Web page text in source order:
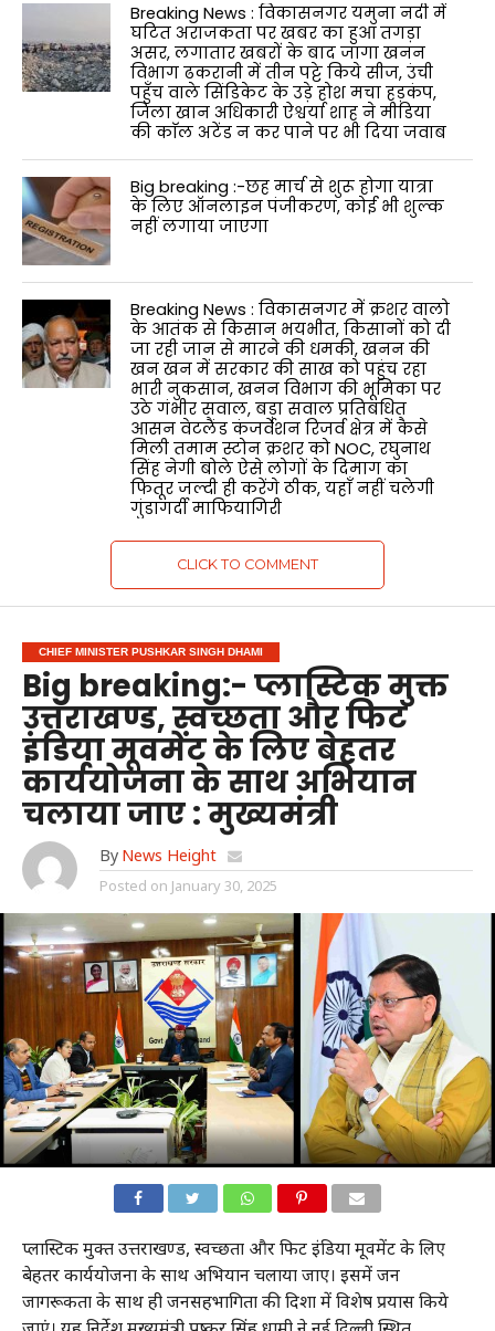
Breaking News : विकासनगर यमुना नदी में
घटित अराजकता पर खबर का हुआ तगड़ा
असर, लगातार खबरों के बाद जागा खनन
विभाग ढकरानी में तीन पट्टे किये सीज, उंची
पहुँच वाले सिंडिकेट के उड़े होश मचा हड़कंप,
जिला खान अधिकारी ऐश्वर्या शाह ने मीडिया
की काॅल अटेंड न कर पाने पर भी दिया जवाब
Big breaking :-छह मार्च से शुरू होगा यात्रा
के लिए ऑनलाइन पंजीकरण, कोई भी शुल्क
नहीं लगाया जाएगा
Breaking News : विकासनगर में क्रशर वालो
के आतंक से किसान भयभीत, किसानों को दी
जा रही जान से मारने की धमकी, खनन की
खन खन में सरकार की साख को पहुंच रहा
भारी नुकसान, खनन विभाग की भूमिका पर
उठे गंभीर सवाल, बड़ा सवाल प्रतिबंधित
आसन वेटलैंड कंजर्वेशन रिजर्व क्षेत्र में कैसे
मिली तमाम स्टोन क्रशर को NOC, रघुनाथ
सिंह नेगी बोले ऐसे लोगों के दिमाग का
फितूर जल्दी ही करेंगे ठीक, यहाँ नहीं चलेगी
गुंडागर्दी माफियागिरी
CLICK TO COMMENT
CHIEF MINISTER PUSHKAR SINGH DHAMI
Big breaking:- प्लास्टिक मुक्त
उत्तराखण्ड, स्वच्छता और फिट
इंडिया मूवमेंट के लिए बेहतर
कार्ययोजना के साथ अभियान
चलाया जाए : मुख्यमंत्री
By News Height
Posted on January 30, 2025
प्लास्टिक मुक्त उत्तराखण्ड, स्वच्छता और फिट इंडिया मूवमेंट के लिए
बेहतर कार्ययोजना के साथ अभियान चलाया जाए। इसमें जन
जागरूकता के साथ ही जनसहभागिता की दिशा में विशेष प्रयास किये